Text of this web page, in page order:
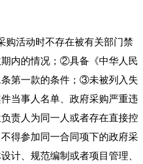
购活动时不存在被有关部门禁
内的情况；②具备《中华人民
第一款的条件；③未被列入失
当事人名单、政府采购严重违
责人为同一人或者存在直接控
得参加同一合同项下的政府采
计、规范编制或者项目管理、